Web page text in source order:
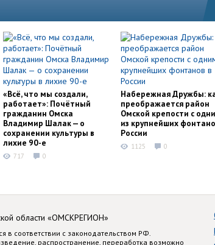
«Всё, что мы создали,
работает»: Почётный
гражданин Омска
Владимир Шалак — о
сохранении культуры в
лихие 90-е
717 0
Набережная Дружбы:
преображается район
Омской крепости с
из крупнейших
России
1125 0
области «ОМСКРЕГИОН»
в соответствии с законодательством РФ.
распространение, переработка возможно